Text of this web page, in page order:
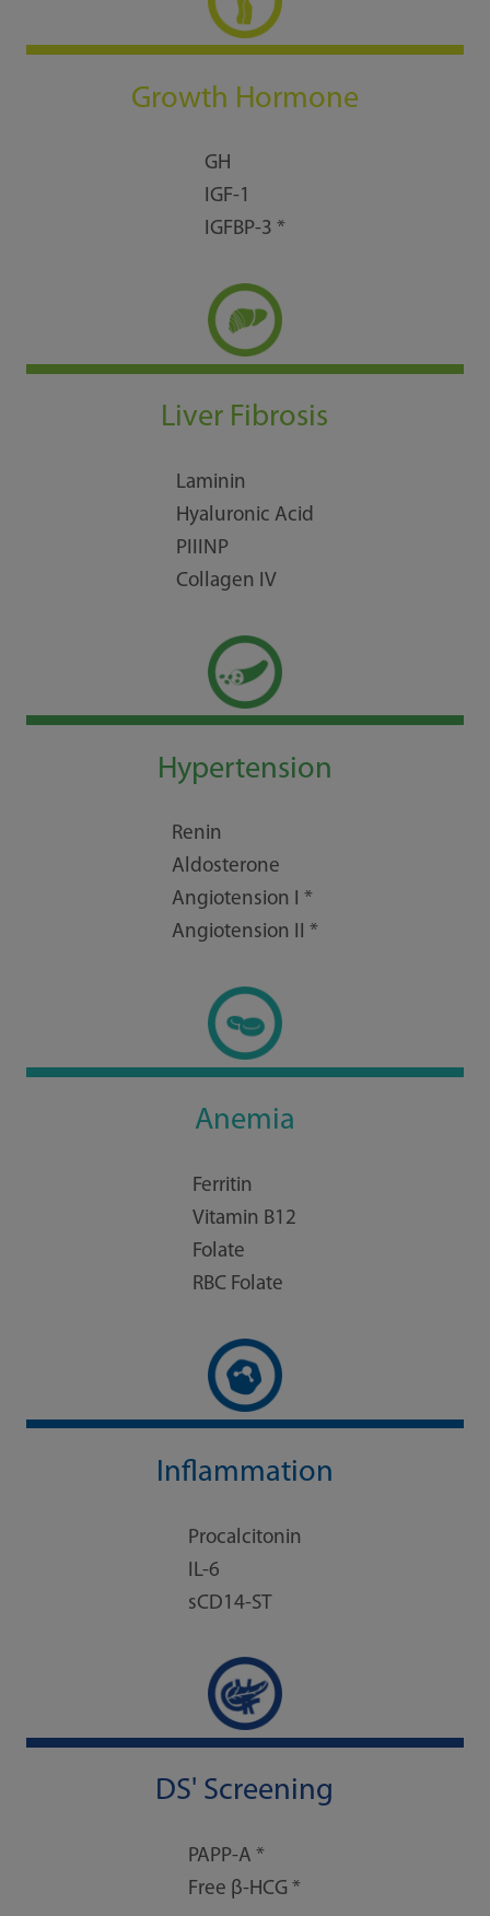
Growth Hormone
GH
IGF-1
IGFBP-3 *
Liver Fibrosis
Laminin
Hyaluronic Acid
PIIINP
Collagen IV
Hypertension
Renin
Aldosterone
Angiotension I *
Angiotension II *
Anemia
Ferritin
Vitamin B12
Folate
RBC Folate
Inflammation
Procalcitonin
IL-6
sCD14-ST
DS' Screening
PAPP-A *
Free β-HCG *